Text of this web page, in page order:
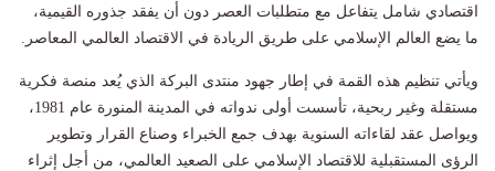
اقتصادي شامل يتفاعل مع متطلبات العصر دون أن يفقد جذوره القيمية،
ما يضع العالم الإسلامي على طريق الريادة في الاقتصاد العالمي المعاصر.
ويأتي تنظيم هذه القمة في إطار جهود منتدى البركة الذي يُعد منصة فكرية
مستقلة وغير ربحية، تأسست أولى ندواته في المدينة المنورة عام 1981،
ويواصل عقد لقاءاته السنوية بهدف جمع الخبراء وصناع القرار وتطوير
الرؤى المستقبلية للاقتصاد الإسلامي على الصعيد العالمي، من أجل إثراء